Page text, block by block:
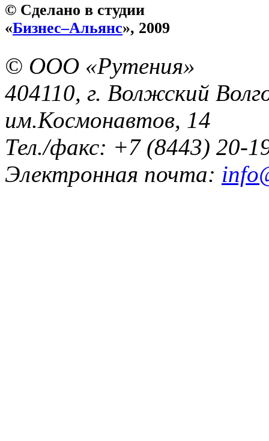
© Сделано в студии
«Бизнес–Альянс», 2009
© ООО «Рутения»
404110, г. Волжский
им.Космонавтов, 14
Тел./факс: +7 (8443) 20-
Электронная почта: